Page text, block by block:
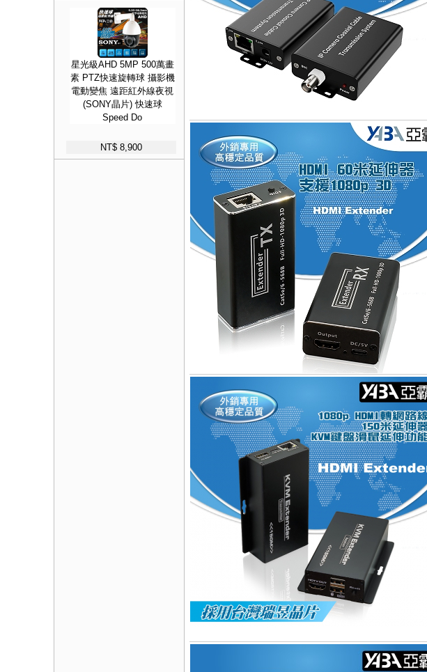
星光級AHD 5MP 500萬畫
素 PTZ快速旋轉球 攝影機
電動變焦 遠距紅外線夜視
(SONY晶片) 快速球
Speed Do
NT$ 8,900